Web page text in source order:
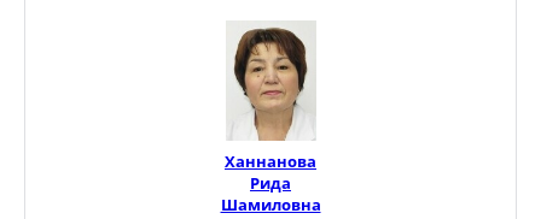
Ханнанова
Рида
Шамиловна